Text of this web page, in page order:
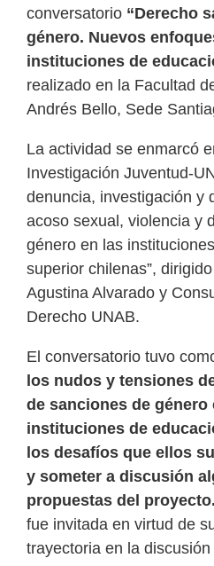
conversatorio “Derecho
género. Nuevos
instituciones de
realizado en la Facultad
Andrés Bello, Sede
La actividad se enmarcó
Investigación Juventud-
denuncia, investigación y
acoso sexual, violencia y
género en las
superior chilenas”,
Agustina Alvarado y
Derecho UNAB.
El conversatorio tuvo
los nudos y tensiones
de sanciones de
instituciones de
los desafíos que ellos
y someter a discusión
propuestas del proyecto.
fue invitada en virtud de
trayectoria en la